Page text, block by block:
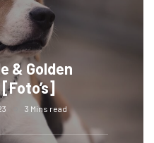
& Golden
3 Mins read